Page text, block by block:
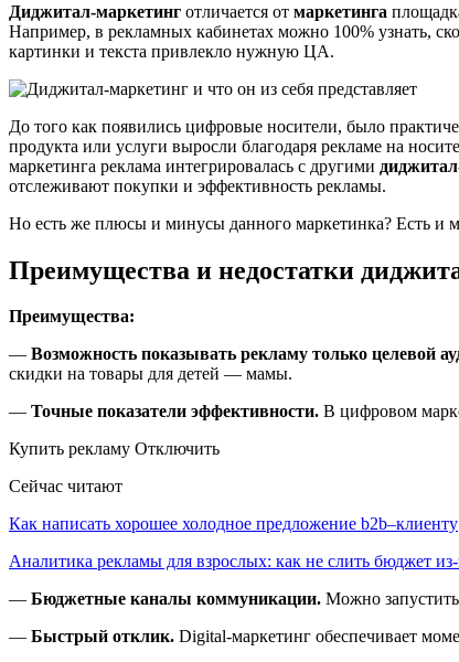
Диджитал-маркетинг отличается от маркетинга
Например, в рекламных кабинетах можно 100% узнать,
картинки и текста привлекло нужную ЦА.
До того как появились цифровые носители, было
продукта или услуги выросли благодаря рекламе на
маркетинга реклама интегрировалась с другими
отслеживают покупки и эффективность рекламы.
Но есть же плюсы и минусы данного маркетинка? Есть и
Преимущества и недостатки
Преимущества:
— Возможность показывать рекламу только целевой
скидки на товары для детей — мамы.
— Точные показатели эффективности. В цифровом
Купить рекламу Отключить
Сейчас читают
Как написать хорошее холодное предложение b2b–клиенту
Аналитика рекламы для взрослых: как не слить бюджет
— Бюджетные каналы коммуникации. Можно запустить
— Быстрый отклик. Digital-маркетинг обеспечивает